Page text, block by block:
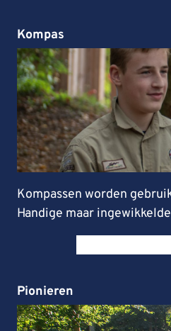
Kompas
Kompassen worden
Handige maar
Pionieren